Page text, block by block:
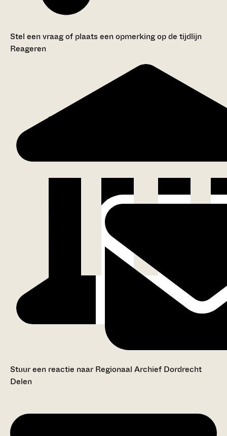
Stel een vraag of plaats een opmerking op de tijdlijn
Reageren
Stuur een reactie naar Regionaal Archief Dordrecht
Delen